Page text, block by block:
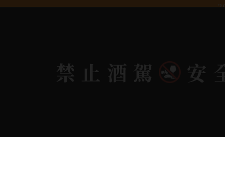
Copyright 奕欣洋行-酒類專賣｜Wine
禁止酒駕 安